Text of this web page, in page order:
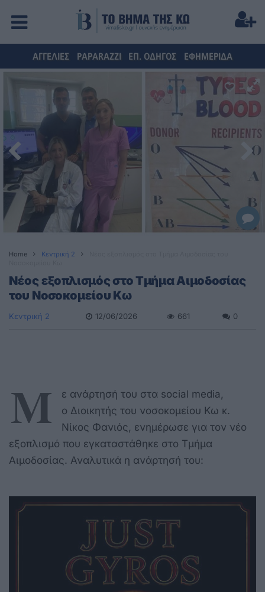
ΑΓΓΕΛΙΕΣ PAPARAZZI ΕΠ. ΟΔΗΓΟΣ ΕΦΗΜΕΡΙΔΑ
Home Κεντρική 2
Nέος εξοπλισμός στο Τμήμα Αιμοδοσίας
του Νοσοκομείου Κω
Κεντρική 2 12/06/2026 661 0
Μ
ε ανάρτησή του στα social media,
o Διοικητής του νοσοκομείου Κω κ.
Νίκος Φανιός, ενημέρωσε για τον νέο
εξοπλισμό που εγκαταστάθηκε στο Τμήμα
Αιμοδοσίας. Αναλυτικά η ανάρτησή του: